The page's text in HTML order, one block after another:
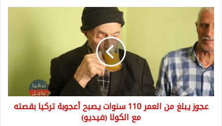
عجوز
يبلغ
من
العمر
110
سنوات
يصبح
أعجوبة
تركيا
بقصته
عجوز يبلغ من العمر 110 سنوات يصبح أعجوبة تركيا بقصته
مع الكولا (فيديو)